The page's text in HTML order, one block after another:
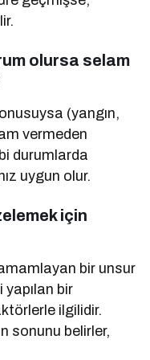
olursa selam
(yangın,
vermeden
durumlarda
uygun olur.
için
bir unsur
bir
ilgilidir.
sonunu belirler,